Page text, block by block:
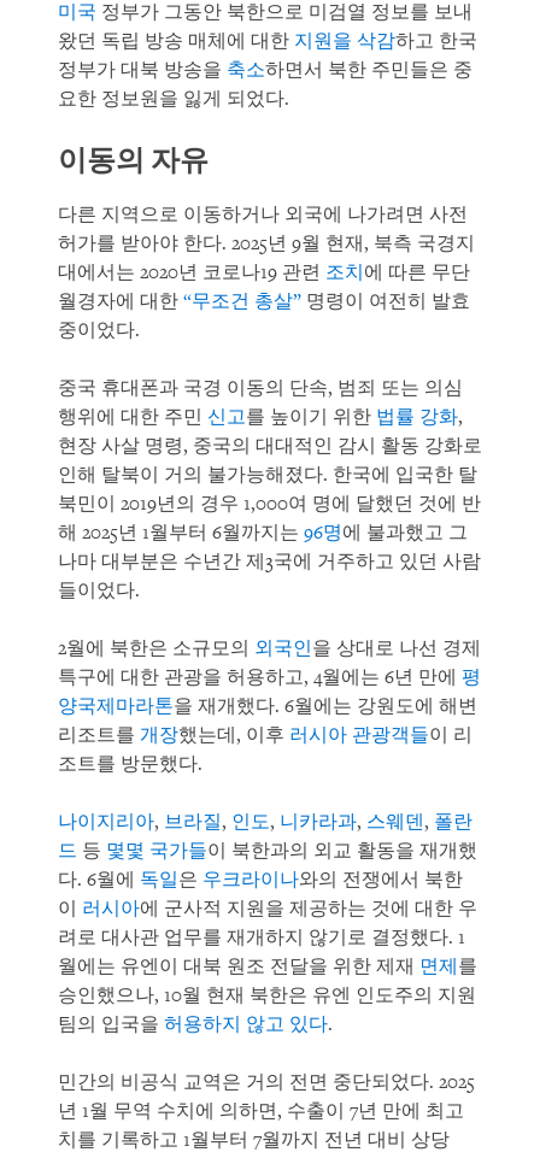
미국 정부가 그동안 북한으로 미검열 정보를 보내
왔던 독립 방송 매체에 대한 지원을 삭감하고 한국
정부가 대북 방송을 축소하면서 북한 주민들은 중
요한 정보원을 잃게 되었다.
이동의 자유
다른 지역으로 이동하거나 외국에 나가려면 사전
허가를 받아야 한다. 2025년 9월 현재, 북측 국경지
대에서는 2020년 코로나19 관련 조치 에 따른 무단
월경자에 대한 “무조건 총살” 명령이 여전히 발효
중이었다.
중국 휴대폰과 국경 이동의 단속, 범죄 또는 의심
행위에 대한 주민 신고를 높이기 위한 법률 강화,
현장 사살 명령, 중국의 대대적인 감시 활동 강화로
인해 탈북이 거의 불가능해졌다. 한국에 입국한 탈
북민이 2019년의 경우 1,000여 명에 달했던 것에 반
해 2025년 1월부터 6월까지는 96명에 불과했고 그
나마 대부분은 수년간 제3국에 거주하고 있던 사람
들이었다.
2월에 북한은 소규모의 외국인을 상대로 나선 경제
특구에 대한 관광을 허용하고, 4월에는 6년 만에 평
양국제마라톤을 재개했다. 6월에는 강원도에 해변
리조트를 개장했는데, 이후 러시아 관광객들이 리
조트를 방문했다.
나이지리아, 브라질, 인도, 니카라과, 스웨덴, 폴란
드 등 몇몇 국가들이 북한과의 외교 활동을 재개했
다. 6월에 독일은 우크라이나와의 전쟁에서 북한
이 러시아에 군사적 지원을 제공하는 것에 대한 우
려로 대사관 업무를 재개하지 않기로 결정했다. 1
월에는 유엔이 대북 원조 전달을 위한 제재 면제 를
승인했으나, 10월 현재 북한은 유엔 인도주의 지원
팀의 입국을 허용하지 않고 있다.
민간의 비공식 교역은 거의 전면 중단되었다. 2025
년 1월 무역 수치에 의하면, 수출이 7년 만에 최고
치를 기록하고 1월부터 7월까지 전년 대비 상당